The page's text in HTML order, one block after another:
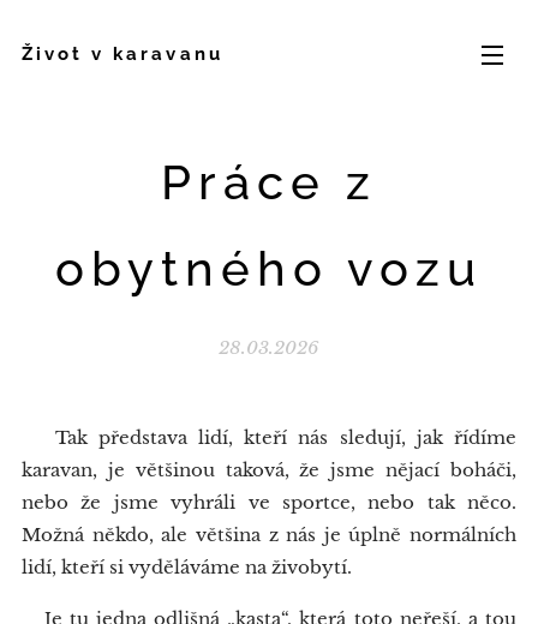
Život v karavanu
Práce z
obytného vozu
28.03.2026
Tak představa lidí, kteří nás sledují, jak řídíme
karavan, je většinou taková, že jsme nějací boháči,
nebo že jsme vyhráli ve sportce, nebo tak něco.
Možná někdo, ale většina z nás je úplně normálních
lidí, kteří si vyděláváme na živobytí.
Je tu jedna odlišná „kasta“, která toto neřeší, a tou